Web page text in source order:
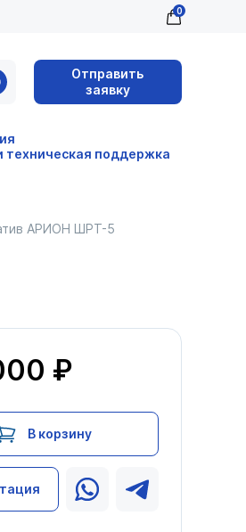
0
Отправить
заявку
техническая поддержка
АРИОН ШРТ-5
₽
В корзину